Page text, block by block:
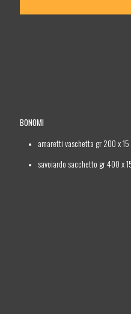
BONOMI
amaretti vaschetta gr 200 x 15
savoiardo sacchetto gr 400 x